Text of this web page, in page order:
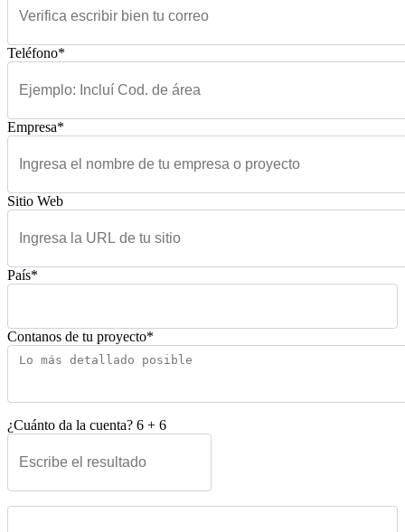
Teléfono*
Empresa*
Sitio Web
País*
Contanos de tu proyecto*
¿Cuánto da la cuenta? 6 + 6
Please leave this field empty.